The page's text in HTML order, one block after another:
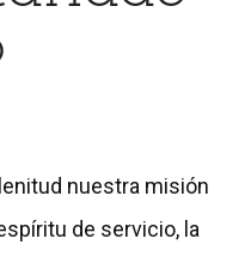
nuestra misión
de servicio, la